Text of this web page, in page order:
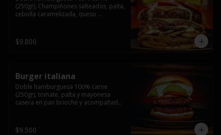
(250gr), Champiñones salteados, palta,
cebolla caramelizada, queso
fritas.
$9.800
Burger italiana
Doble hamburguesa 100% carne
(250gr), tomate, palta y mayonesa
casera en pan brioche y acompañado
$9.500